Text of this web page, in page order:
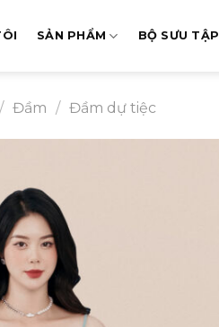
SẢN PHẨM BỘ SƯU TẬP
/ Đầm / Đầm dự tiệc